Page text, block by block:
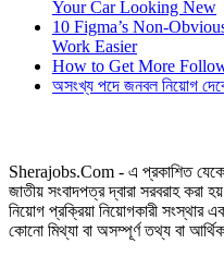
Your Car Looking New
10 Figma’s Non-
Work Easier
How to Get More
অসংখ্য পদে জনবল নিয়োগ
Sherajobs.Com - এ প্রকাশিত
জাতীয় সংবাদপত্র দ্বারা সরবরাহ করা
নিয়োগ প্রক্রিয়া নিয়োগকারী
কোনো মিথ্যা বা অসম্পূর্ণ তথ্য বা